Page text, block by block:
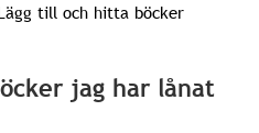
till och hitta böcker
jag har lånat